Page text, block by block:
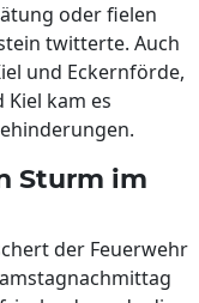
oder fielen
twitterte. Auch
und Eckernförde,
kam es
Sturm im
der Feuerwehr